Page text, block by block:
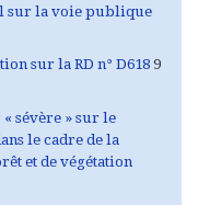
sur la voie publique
sur la RD n° D618 9
sévère » sur le
le cadre de la
et de végétation